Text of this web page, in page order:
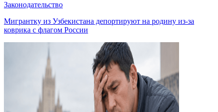
Законодательство
Мигрантку из Узбекистана депортируют на родину из-за
коврика с флагом России